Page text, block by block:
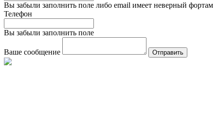
Вы забыли заполнить поле либо email имеет неверный фортам
Телефон
Вы забыли заполнить поле
Ваше сообщение Отправить